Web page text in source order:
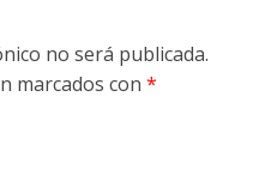
no será publicada.
marcados con *